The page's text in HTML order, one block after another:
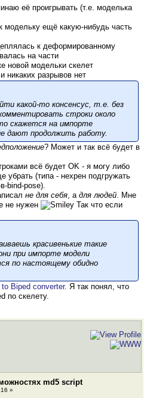
её проигрывать (т.е. моделька
модельку ещё какую-нибудь часть
к деформированному
на части
новой модельки скелет
никаких разрывов нет
какой-то консенсус, т.е. без
строки около
скажется на импорте
дают продолжить работу.
? Может и так всё будет в
всё будет OK - я могу либо
убрать (типа - нехрен подгружать
bind-pose).
не для себя, а для людей. Мне
не нужен
Так что если
красивенькие такие
при импорте модели
по настоящему обидно
to Biped converter. Я так понял, что
по скелету.
md5 script
»